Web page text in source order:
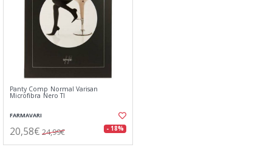
Panty Comp Normal Varisan
Microfibra Nero Tl
FARMAVARI
20,58€ 24,99€ - 18%